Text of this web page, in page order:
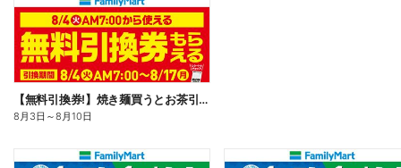
【無料引換券!】焼き麺買うとお茶引換券貰える!
8月3日 ～8月10日